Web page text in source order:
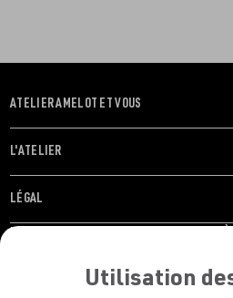
OUVRIR
LE
MENU
ATELIER AMELOT ET VOUS
OUVRIR
LE
MENU
L'ATELIER
OUVRIR
LE
LÉGAL
RESTONS EN CONTACT ! ABONNEZ-VOUS
Utilisation